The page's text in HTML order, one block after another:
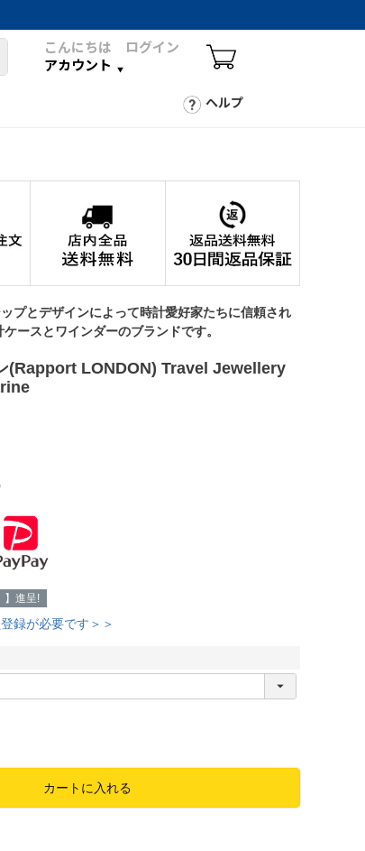
こんにちは ログイン
アカウント
ヘルプ
プとデザインによって時計愛好家たちに信頼され
ースとワインダーのブランドです。
(Rapport LONDON) Travel Jewellery
】進呈!
録が必要です＞＞
カートに入れる